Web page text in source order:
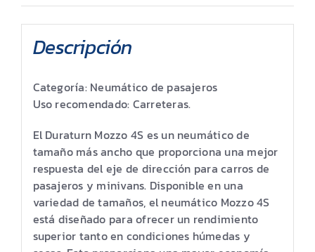
Descripción
Categoría: Neumático de pasajeros
Uso recomendado: Carreteras.
El Duraturn Mozzo 4S es un neumático de
tamaño más ancho que proporciona una mejor
respuesta del eje de dirección para carros de
pasajeros y minivans. Disponible en una
variedad de tamaños, el neumático Mozzo 4S
está diseñado para ofrecer un rendimiento
superior tanto en condiciones húmedas y